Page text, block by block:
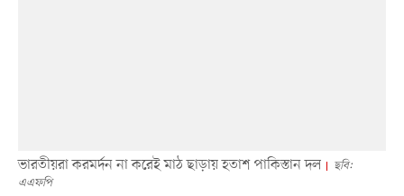
ভারতীয়রা করমর্দন না করেই মাঠ ছাড়ায় হতাশ পাকিস্তান দল
ছবি:
এএফপি